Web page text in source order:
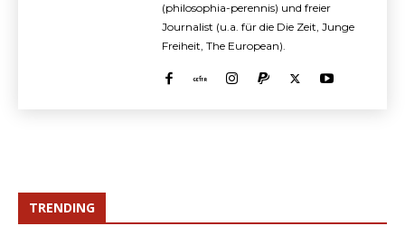
(philosophia-perennis) und freier
Journalist (u.a. für die Die Zeit, Junge
Freiheit, The European).
TRENDING